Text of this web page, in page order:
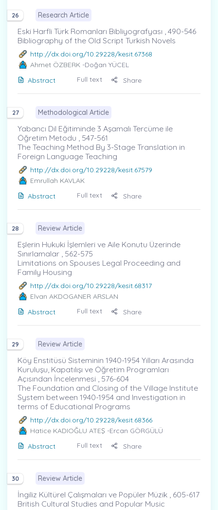
26 Research Article
Eski Harfli Türk Romanları Bibliyografyası , 490-546
Bibliography of the Old Script Turkish Novels
http://dx.doi.org/10.29228/kesit.67368
Ahmet ÖZBERK -Doğan YÜCEL
Abstract
Full text Share
27 Methodological Article
Yabancı Dil Eğitiminde 3 Aşamalı Tercüme ile
Öğretim Metodu , 547-561
The Teaching Method By 3-Stage Translation in
Foreign Language Teaching
http://dx.doi.org/10.29228/kesit.67579
Emrullah KAVLAK
Abstract
Full text Share
28 Review Article
Eşlerin Hukuki İşlemleri ve Aile Konutu Üzerinde
Sınırlamalar , 562-575
Limitations on Spouses Legal Proceeding and
Family Housing
http://dx.doi.org/10.29228/kesit.68317
Elvan AKDOGANER ARSLAN
Abstract
Full text Share
29 Review Article
Köy Enstitüsü Sisteminin 1940-1954 Yılları Arasında
Kuruluşu, Kapatılışı ve Öğretim Programları
Açısından İncelenmesi , 576-604
The Foundation and Closing of the Village Institute
System between 1940-1954 and Investigation in
terms of Educational Programs
http://dx.doi.org/10.29228/kesit.68366
Hatice KADIOĞLU ATEŞ -Ercan GÖRGÜLÜ
Abstract
Full text Share
30 Review Article
İngiliz Kültürel Çalışmaları ve Popüler Müzik , 605-617
British Cultural Studies and Popular Music